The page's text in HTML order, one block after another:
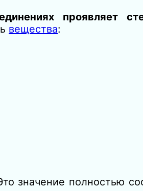
проявляет
вещества:
значение полностью